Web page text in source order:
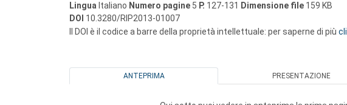
Lingua Italiano Numero pagine 5 P. 127-131 Dimensione file 159 KB
DOI 10.3280/RIP2013-01007
Il DOI è il codice a barre della proprietà intellettuale: per saperne di più
ANTEPRIMA PRESENTAZIONE